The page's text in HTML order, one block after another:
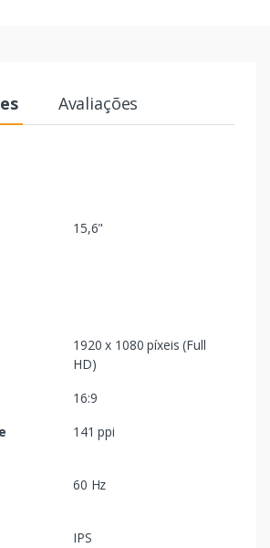
Avaliações
15,6"
1920 x 1080 píxeis (Full
HD)
16:9
141 ppi
60 Hz
IPS